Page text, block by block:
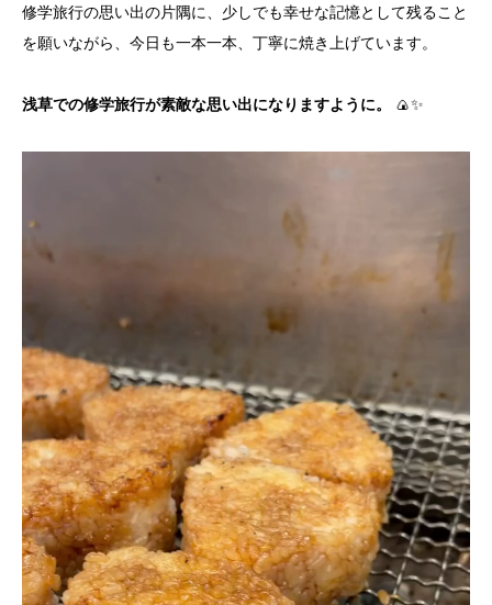
修学旅行の思い出の片隅に、少しでも幸せな記憶として残ること
を願いながら、今日も一本一本、丁寧に焼き上げています。
浅草での修学旅行が素敵な思い出になりますように。 🍙✨